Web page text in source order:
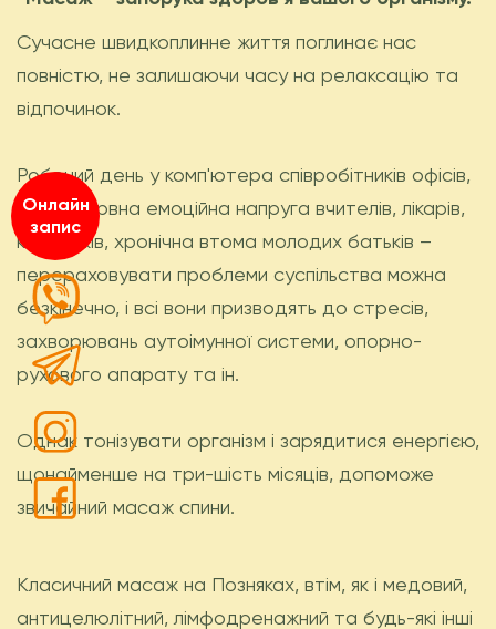
Сучасне швидкоплинне життя поглинає нас
повністю, не залишаючи часу на релаксацію та
відпочинок.
Робочий день у комп'ютера співробітників офісів,
безперервна емоційна напруга вчителів, лікарів,
керівників, хронічна втома молодих батьків –
перераховувати проблеми суспільства можна
безкінечно, і всі вони призводять до стресів,
захворювань аутоімунної системи, опорно-
рухового апарату та ін.
Однак тонізувати організм і зарядитися енергією,
щонайменше на три-шість місяців, допоможе
звичайний масаж спини.
Класичний масаж на Позняках, втім, як і медовий,
антицелюлітний, лімфодренажний та будь-які інші
Онлайн
запис